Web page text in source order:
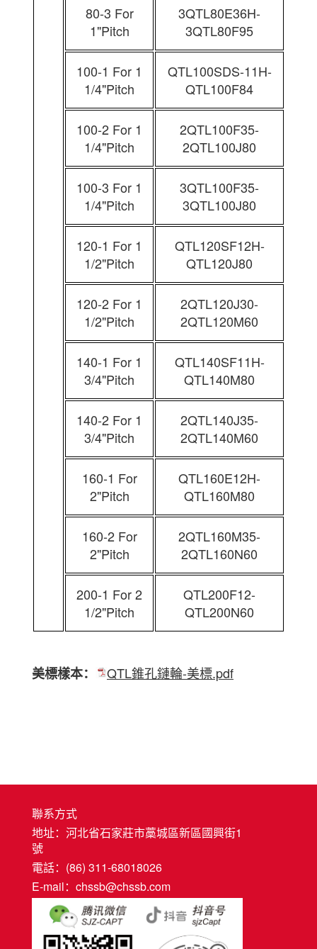
80-3 For
1"Pitch
3QTL80E36H-
3QTL80F95
100-1 For 1
1/4"Pitch
QTL100SDS-11H-
QTL100F84
100-2 For 1
1/4"Pitch
2QTL100F35-
2QTL100J80
100-3 For 1
1/4"Pitch
3QTL100F35-
3QTL100J80
120-1 For 1
1/2"Pitch
QTL120SF12H-
QTL120J80
120-2 For 1
1/2"Pitch
2QTL120J30-
2QTL120M60
140-1 For 1
3/4"Pitch
QTL140SF11H-
QTL140M80
140-2 For 1
3/4"Pitch
2QTL140J35-
2QTL140M60
160-1 For
2"Pitch
QTL160E12H-
QTL160M80
160-2 For
2"Pitch
2QTL160M35-
2QTL160N60
200-1 For 2
1/2"Pitch
QTL200F12-
QTL200N60
美標樣本： QTL錐孔鏈輪-美標.pdf
聯系方式
地址：河北省石家莊市藁城區新區國興街1
號
電話：(86) 311-68018026
E-mail：chssb@chssb.com